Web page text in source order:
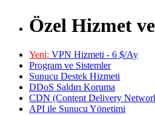
Özel Hizmet
Yeni: VPN Hizmeti - 6 $/Ay
Program ve Sistemler
Sunucu Destek Hizmeti
DDoS Saldırı Koruma
CDN (Content Delivery
API ile Sunucu Yönetimi